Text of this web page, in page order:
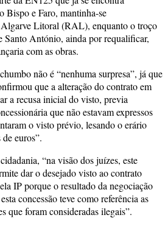
Bispo e Faro, mantinha-se
Algarve Litoral (RAL), enquanto o troço
Santo António, ainda por requalificar,
com as obras.
não é “nenhuma surpresa”, já que
que a alteração do contrato em
a recusa inicial do visto, previa
que não estavam expressos
o visto prévio, lesando o erário
euros”.
“na visão dos juízes, este
dar o desejado visto ao contrato
IP porque o resultado da negociação
concessão teve como referência as
que foram consideradas ilegais”.